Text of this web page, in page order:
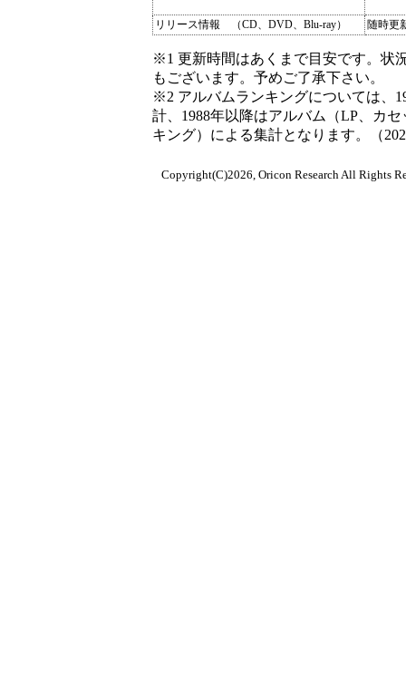
リリース情報 （CD、DVD、Blu-ray） 随時更
※1 更新時間はあくまで目安です。状
もございます。予めご了承下さい。
※2 アルバムランキングについては、
計、1988年以降はアルバム（LP、カ
キング）による集計となります。（
Copyright(C)2026, Oricon Research All Rights